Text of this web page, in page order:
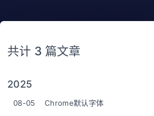
共计 3 篇文章
2025
08-05
Chrome默认字体